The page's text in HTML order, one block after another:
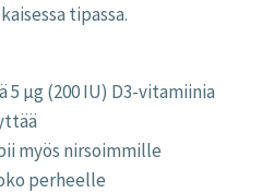
tipassa.
5 µg (200 IU) D3-vitamiinia
myös nirsoimmille
perheelle